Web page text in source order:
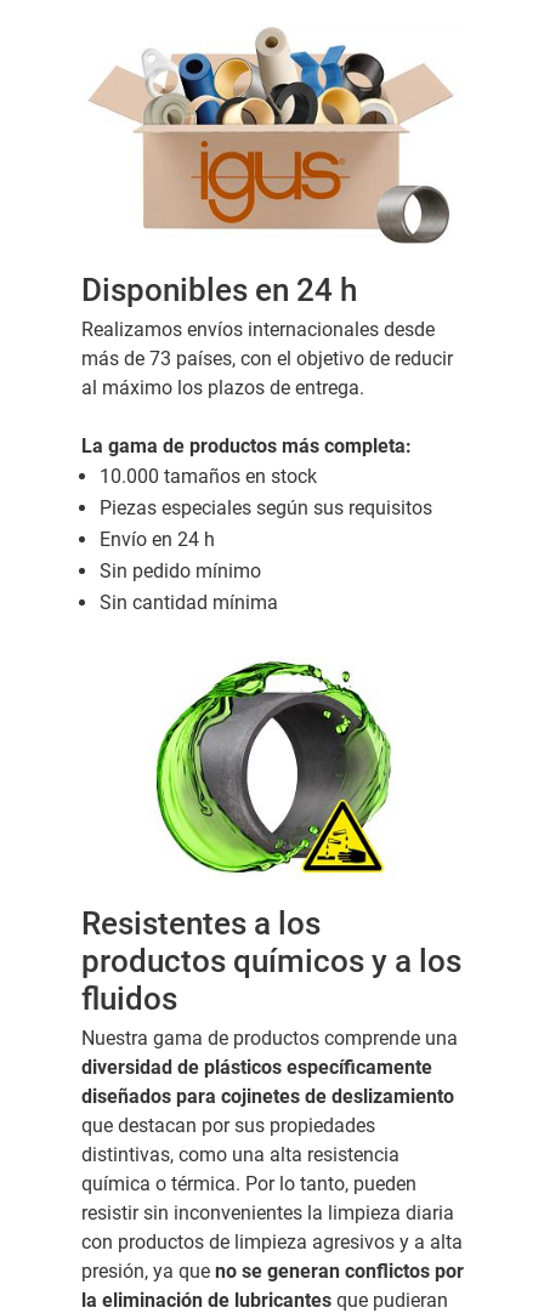
Disponibles en 24 h
Realizamos envíos internacionales desde
más de 73 países, con el objetivo de reducir
al máximo los plazos de entrega.
La gama de productos más completa:
10.000 tamaños en stock
Piezas especiales según sus requisitos
Envío en 24 h
Sin pedido mínimo
Sin cantidad mínima
Resistentes a los
productos químicos y a los
fluidos
Nuestra gama de productos comprende una
diversidad de plásticos específicamente
diseñados para cojinetes de deslizamiento
que destacan por sus propiedades
distintivas, como una alta resistencia
química o térmica. Por lo tanto, pueden
resistir sin inconvenientes la limpieza diaria
con productos de limpieza agresivos y a alta
presión, ya que no se generan conflictos por
la eliminación de lubricantesque pudieran